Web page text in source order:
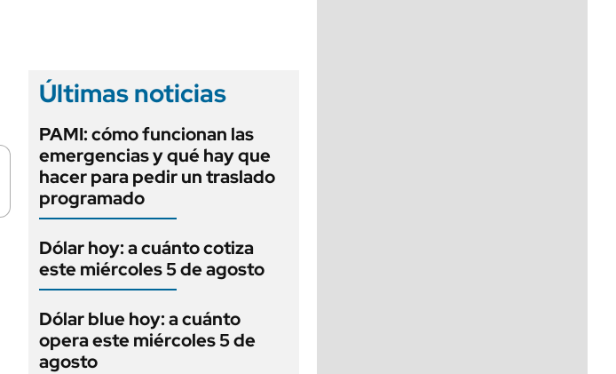
Duración: 41 segundos
Últimas noticias
PAMI: cómo funcionan las
emergencias y qué hay que
hacer para pedir un traslado
programado
Dólar hoy: a cuánto cotiza
este miércoles 5 de agosto
Dólar blue hoy: a cuánto
opera este miércoles 5 de
agosto